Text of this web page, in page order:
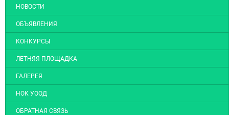
НОВОСТИ
ОБЪЯВЛЕНИЯ
КОНКУРСЫ
ЛЕТНЯЯ ПЛОЩАДКА
ГАЛЕРЕЯ
НОК УООД
ОБРАТНАЯ СВЯЗЬ